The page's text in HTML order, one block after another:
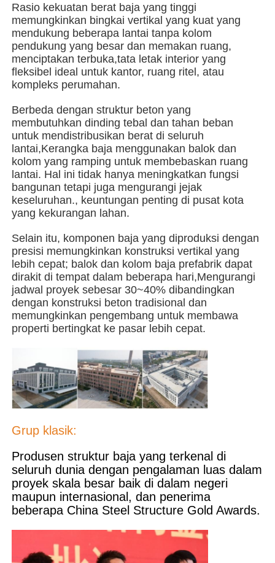
Tentang kita
Wisata pabrik
Kontrol kualitas
Hubungi kami
Berita
Quote request suatu
Bangunan struktur baja
gudang struktur baja
Gudang Struktur Baja
Struktur Baja Berat
Jembatan Struktur Baja
Kantor Struktur Baja
Rasio kekuatan berat baja yang tinggi
memungkinkan bingkai vertikal yang kuat yang
mendukung beberapa lantai tanpa kolom
pendukung yang besar dan memakan ruang,
menciptakan terbuka,tata letak interior yang
fleksibel ideal untuk kantor, ruang ritel, atau
kompleks perumahan.
Berbeda dengan struktur beton yang
membutuhkan dinding tebal dan tahan beban
untuk mendistribusikan berat di seluruh
lantai,Kerangka baja menggunakan balok dan
kolom yang ramping untuk membebaskan ruang
lantai. Hal ini tidak hanya meningkatkan fungsi
bangunan tetapi juga mengurangi jejak
keseluruhan., keuntungan penting di pusat kota
yang kekurangan lahan.
Selain itu, komponen baja yang diproduksi dengan
presisi memungkinkan konstruksi vertikal yang
lebih cepat; balok dan kolom baja prefabrik dapat
dirakit di tempat dalam beberapa hari,Mengurangi
jadwal proyek sebesar 30~40% dibandingkan
dengan konstruksi beton tradisional dan
memungkinkan pengembang untuk membawa
properti bertingkat ke pasar lebih cepat.
Grup klasik:
Produsen struktur baja yang terkenal di
seluruh dunia dengan pengalaman luas dalam
proyek skala besar baik di dalam negeri
maupun internasional, dan penerima
beberapa China Steel Structure Gold Awards.